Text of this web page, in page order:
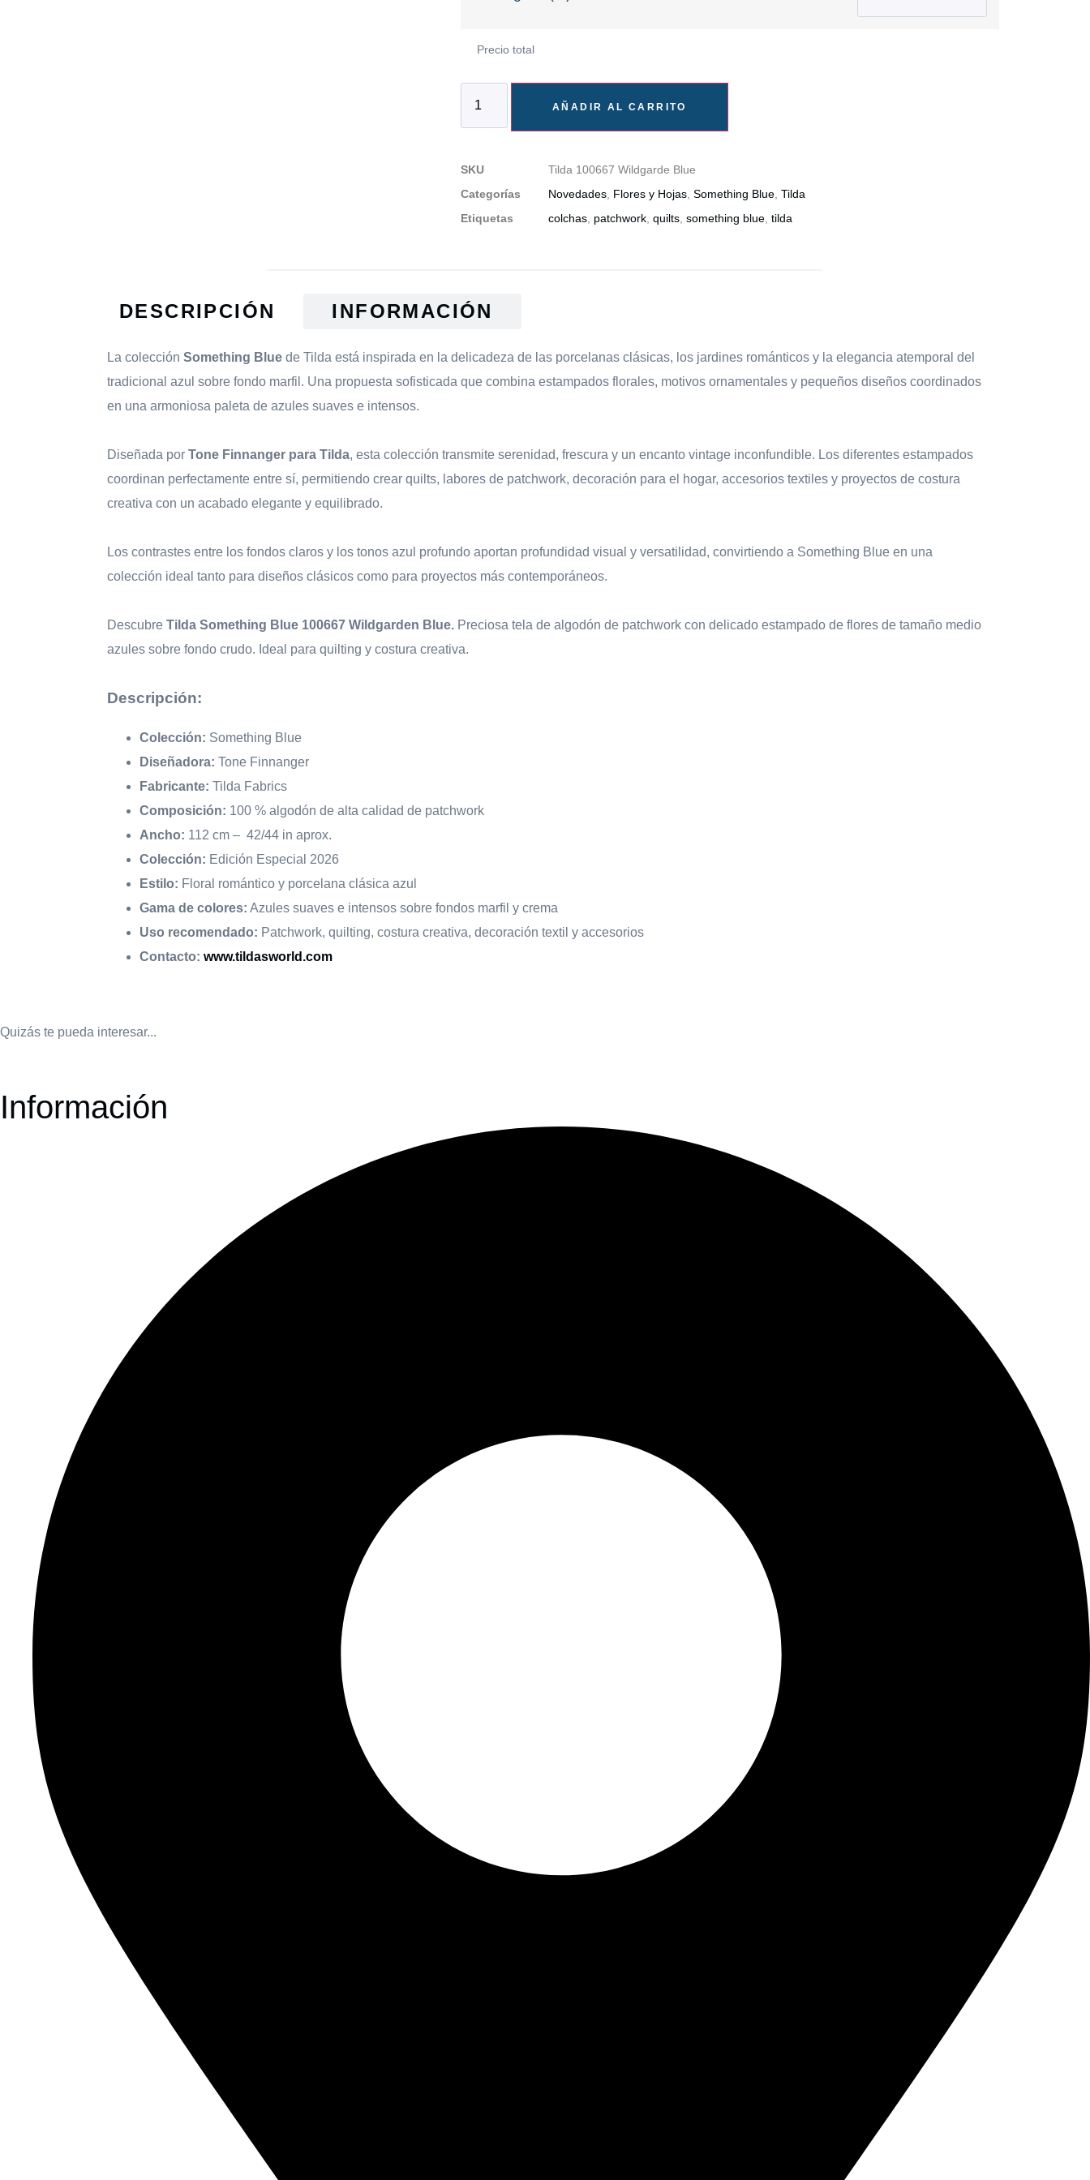
Precio total
AÑADIR AL CARRITO
SKU
Tilda 100667 Wildgarde Blue
Categorías
Novedades Flores y Hojas Something Blue Tilda
Etiquetas
colchas patchwork quilts something blue tilda
DESCRIPCIÓN INFORMACIÓN
La colección Something Blue de Tilda está inspirada en la delicadeza de las porcelanas clásicas, los jardines románticos y la elegancia atemporal del
tradicional azul sobre fondo marfil. Una propuesta sofisticada que combina estampados florales, motivos ornamentales y pequeños diseños coordinados
en una armoniosa paleta de azules suaves e intensos.
Diseñada por Tone Finnanger para Tilda, esta colección transmite serenidad, frescura y un encanto vintage inconfundible. Los diferentes estampados
coordinan perfectamente entre sí, permitiendo crear quilts, labores de patchwork, decoración para el hogar, accesorios textiles y proyectos de costura
creativa con un acabado elegante y equilibrado.
Los contrastes entre los fondos claros y los tonos azul profundo aportan profundidad visual y versatilidad, convirtiendo a Something Blue en una
colección ideal tanto para diseños clásicos como para proyectos más contemporáneos.
Descubre Tilda Something Blue 100667 Wildgarden Blue. Preciosa tela de algodón de patchwork con delicado estampado de flores de tamaño medio
azules sobre fondo crudo. Ideal para quilting y costura creativa.
Descripción:
Colección: Something Blue
Diseñadora: Tone Finnanger
Fabricante: Tilda Fabrics
Composición: 100 % algodón de alta calidad de patchwork
Ancho: 112 cm – 42/44 in aprox.
Colección: Edición Especial 2026
Estilo: Floral romántico y porcelana clásica azul
Gama de colores: Azules suaves e intensos sobre fondos marfil y crema
Uso recomendado: Patchwork, quilting, costura creativa, decoración textil y accesorios
Contacto: www.tildasworld.com
Quizás te pueda interesar...
Información